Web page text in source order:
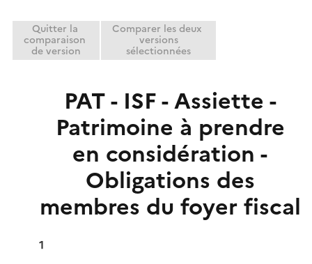
Quitter la
comparaison
de version
Comparer les deux
versions
sélectionnées
PAT - ISF - Assiette -
Patrimoine à prendre
en considération -
Obligations des
membres du foyer fiscal
1